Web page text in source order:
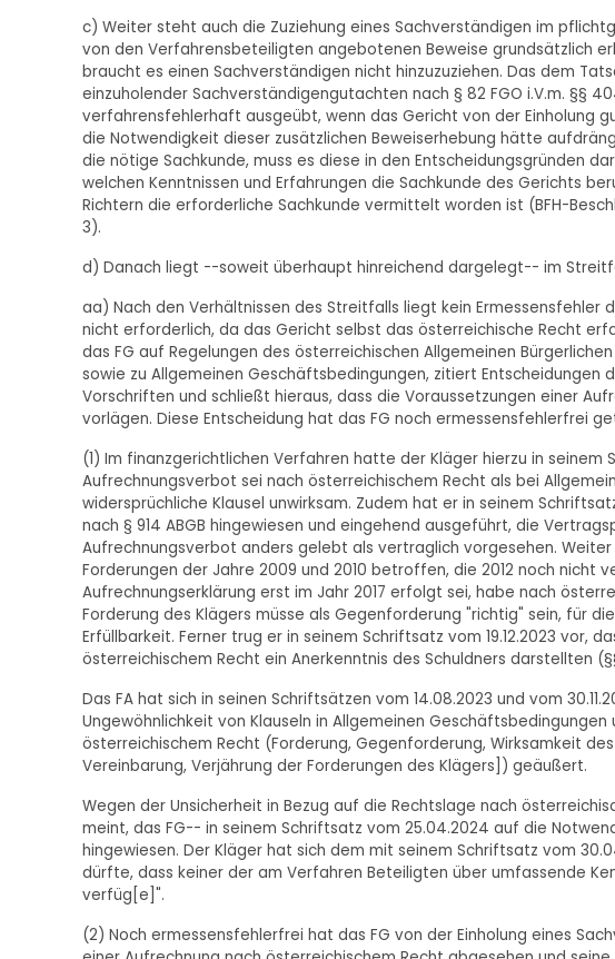
c) Weiter steht auch die Zuziehung eines Sachverständigen im
von den Verfahrensbeteiligten angebotenen Beweise grundsätzlich
braucht es einen Sachverständigen nicht hinzuzuziehen. Das dem
einzuholender Sachverständigengutachten nach § 82 FGO i.V.m. §§
verfahrensfehlerhaft ausgeübt, wenn das Gericht von der Einholung
die Notwendigkeit dieser zusätzlichen Beweiserhebung hätte
die nötige Sachkunde, muss es diese in den Entscheidungsgründen
welchen Kenntnissen und Erfahrungen die Sachkunde des Gerichts
Richtern die erforderliche Sachkunde vermittelt worden ist (BFH-
3).
d) Danach liegt --soweit überhaupt hinreichend dargelegt-- im
aa) Nach den Verhältnissen des Streitfalls liegt kein Ermessensfehler
nicht erforderlich, da das Gericht selbst das österreichische Recht
das FG auf Regelungen des österreichischen Allgemeinen
sowie zu Allgemeinen Geschäftsbedingungen, zitiert Entscheidungen
Vorschriften und schließt hieraus, dass die Voraussetzungen einer
vorlägen. Diese Entscheidung hat das FG noch ermessensfehlerfrei
(1) Im finanzgerichtlichen Verfahren hatte der Kläger hierzu in
Aufrechnungsverbot sei nach österreichischem Recht als bei
widersprüchliche Klausel unwirksam. Zudem hat er in seinem
nach § 914 ABGB hingewiesen und eingehend ausgeführt, die
Aufrechnungsverbot anders gelebt als vertraglich vorgesehen.
Forderungen der Jahre 2009 und 2010 betroffen, die 2012 noch nicht
Aufrechnungserklärung erst im Jahr 2017 erfolgt sei, habe nach
Forderung des Klägers müsse als Gegenforderung "richtig" sein, für
Erfüllbarkeit. Ferner trug er in seinem Schriftsatz vom 19.12.2023 vor,
österreichischem Recht ein Anerkenntnis des Schuldners darstellten (§§
Das FA hat sich in seinen Schriftsätzen vom 14.08.2023 und vom
Ungewöhnlichkeit von Klauseln in Allgemeinen
österreichischem Recht (Forderung, Gegenforderung, Wirksamkeit
Vereinbarung, Verjährung der Forderungen des Klägers]) geäußert.
Wegen der Unsicherheit in Bezug auf die Rechtslage nach
meint, das FG-- in seinem Schriftsatz vom 25.04.2024 auf die
hingewiesen. Der Kläger hat sich dem mit seinem Schriftsatz vom
dürfte, dass keiner der am Verfahren Beteiligten über umfassende
verfüg[e]".
(2) Noch ermessensfehlerfrei hat das FG von der Einholung eines